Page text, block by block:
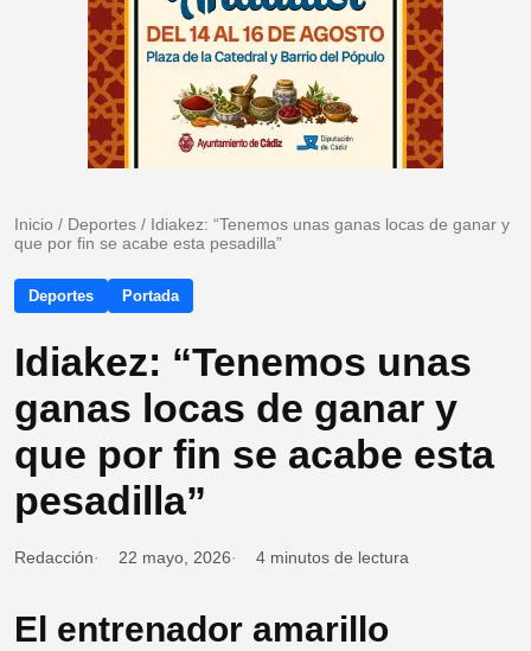
Inicio / Deportes / Idiakez: “Tenemos unas ganas locas de ganar y
que por fin se acabe esta pesadilla”
Deportes Portada
Idiakez: “Tenemos unas
ganas locas de ganar y
que por fin se acabe esta
pesadilla”
Redacción 22 mayo, 2026 4 minutos de lectura
El entrenador amarillo